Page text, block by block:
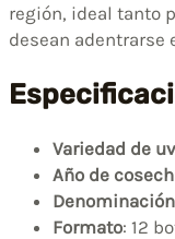
región, ideal tanto
desean adentrarse
Variedad de
Año de
Formato: 12